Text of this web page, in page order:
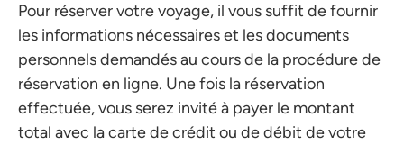
Pour réserver votre voyage, il vous suffit de fournir
les informations nécessaires et les documents
personnels demandés au cours de la procédure de
réservation en ligne. Une fois la réservation
effectuée, vous serez invité à payer le montant
total avec la carte de crédit ou de débit de votre